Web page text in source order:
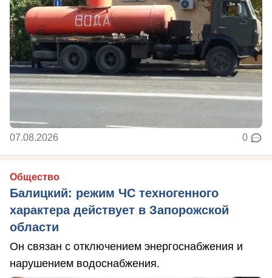
07.08.2026 0
Общество
Балицкий: режим ЧС техногенного
характера действует в Запорожской
области
Он связан с отключением энергоснабжения и
нарушением водоснабжения.